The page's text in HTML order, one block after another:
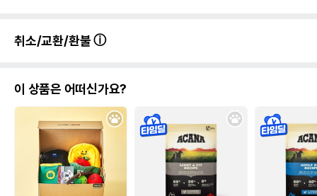
취소/교환/환불
이 상품은 어떠신가요?